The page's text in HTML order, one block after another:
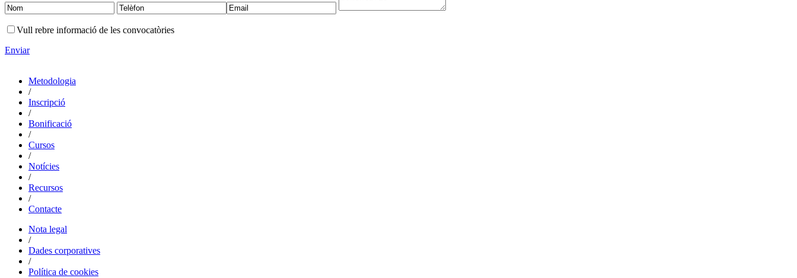
Vull rebre informació de les convocatòries
Enviar
Metodologia
/
Inscripció
/
Bonificació
/
Cursos
/
Notícies
/
Recursos
/
Contacte
Nota legal
/
Dades corporatives
/
Política de cookies